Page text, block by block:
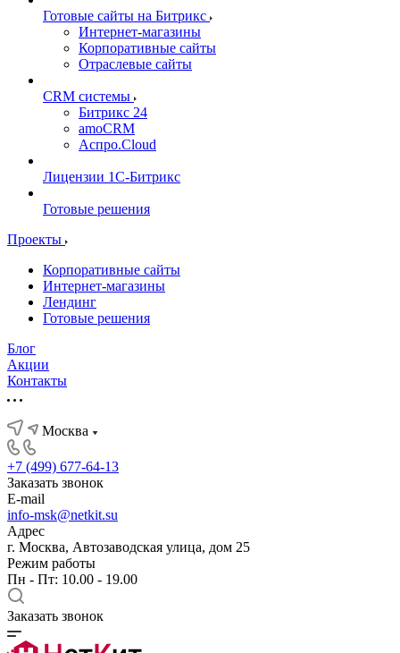
Готовые сайты на Битрикс
Интернет-магазины
Корпоративные сайты
Отраслевые сайты
CRM системы
Битрикс 24
amoCRM
Аспро.Cloud
Лицензии 1С-Битрикс
Готовые решения
Проекты
Корпоративные сайты
Интернет-магазины
Лендинг
Готовые решения
Блог
Акции
Контакты
Москва
+7 (499) 677-64-13
Заказать звонок
E-mail
info-msk@netkit.su
Адрес
г. Москва, Автозаводская улица, дом 25
Режим работы
Пн - Пт: 10.00 - 19.00
Заказать звонок